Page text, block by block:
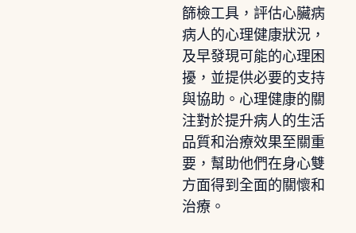
篩檢工具，評估心臟病
病人的心理健康狀況，
及早發現可能的心理困
擾，並提供必要的支持
與協助。心理健康的關
注對於提升病人的生活
品質和治療效果至關重
要，幫助他們在身心雙
方面得到全面的關懷和
治療。